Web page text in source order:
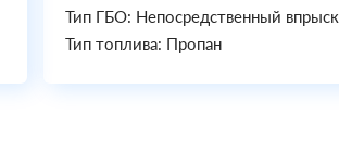
Тип ГБО: Непосредственный впрыск
Тип топлива: Пропан